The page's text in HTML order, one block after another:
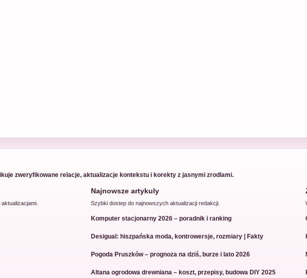
zweryfikowane relacje, aktualizacje kontekstu i korekty z jasnymi zrodlami.
Najnowsze artykuly
Szybki dostep do najnowszych aktualizacji redakcji.
Komputer stacjonarny 2026 – poradnik i ranking
Desigual: hiszpańska moda, kontrowersje, rozmiary | Fakty
Pogoda Pruszków – prognoza na dziś, burze i lato 2026
Altana ogrodowa drewniana – koszt, przepisy, budowa DIY 2025